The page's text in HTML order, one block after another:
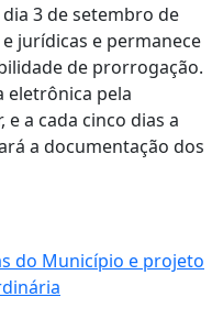
3 de setembro de
jurídicas e permanece
de prorrogação.
eletrônica pela
a cada cinco dias a
a documentação dos
do Município e projeto